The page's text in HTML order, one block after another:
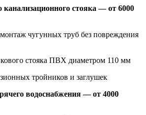
канализационного стояка — от 6000
чугунных труб без повреждения
стояка ПВХ диаметром 110 мм
тройников и заглушек
водоснабжения — от 4000